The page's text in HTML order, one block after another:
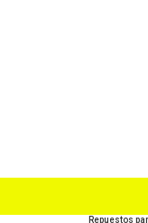
Repuestos